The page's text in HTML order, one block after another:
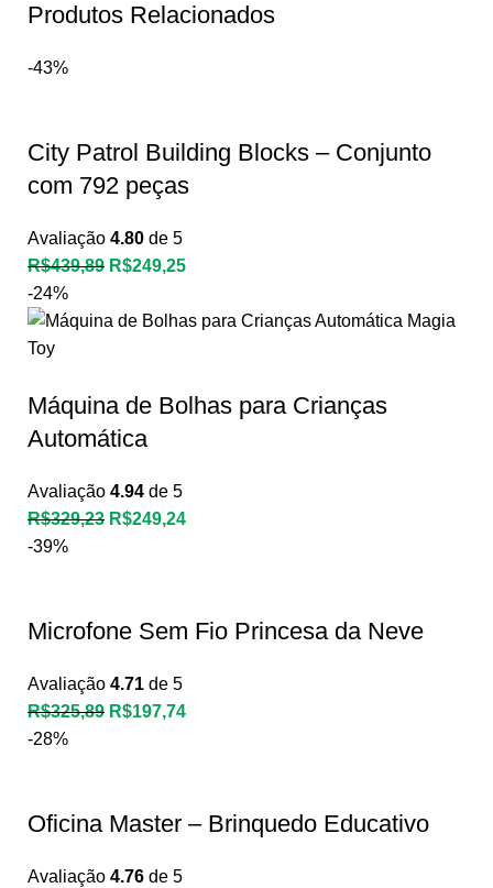
Produtos Relacionados
-43%
City Patrol Building Blocks – Conjunto
com 792 peças
Avaliação 4.80 de 5
R$439,89 R$249,25
-24%
Máquina de Bolhas para Crianças
Automática
Avaliação 4.94 de 5
R$329,23 R$249,24
-39%
Microfone Sem Fio Princesa da Neve
Avaliação 4.71 de 5
R$325,89 R$197,74
-28%
Oficina Master – Brinquedo Educativo
Avaliação 4.76 de 5